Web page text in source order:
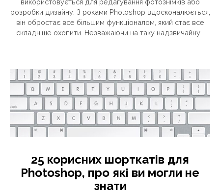
використовується для редагування фотознімків або
розробки дизайну. З роками Photoshop вдосконалюється,
він обростає все більшим функціоналом, який стає все
складніше охопити. Незважаючи на таку надзвичайну…
25 корисних шорткатів для
Photoshop, про які ви могли не
знати